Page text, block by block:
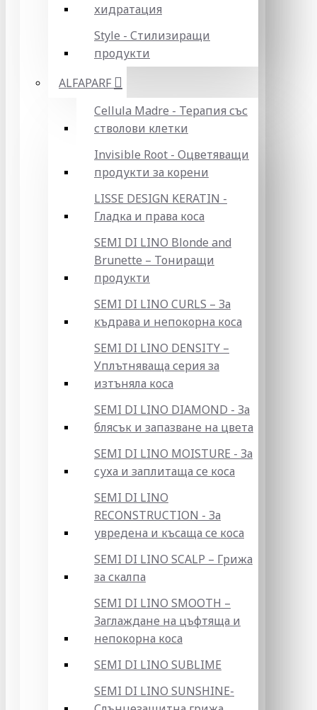
хидратация
Style - Стилизиращи
продукти
ALFAPARF
Cellula Madre - Терапия със
стволови клетки
Invisible Root - Оцветяващи
продукти за корени
LISSE DESIGN KERATIN -
Гладка и права коса
SEMI DI LINO Blonde and
Brunette – Тониращи
продукти
SEMI DI LINO CURLS – За
къдрава и непокорна коса
SEMI DI LINO DENSITY –
Уплътняваща серия за
изтъняла коса
SEMI DI LINO DIAMOND - За
блясък и запазване на цвета
SEMI DI LINO MOISTURE - За
суха и заплитаща се коса
SEMI DI LINO
RECONSTRUCTION - За
увредена и късаща се коса
SEMI DI LINO SCALP – Грижа
за скалпа
SEMI DI LINO SMOOTH –
Заглаждане на цъфтяща и
непокорна коса
SEMI DI LINO SUBLIME
SEMI DI LINO SUNSHINE-